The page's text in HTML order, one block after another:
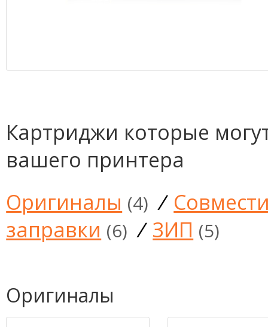
Картриджи которые
вашего принтера
Оригиналы (4) /
заправки (6) / ЗИП (5)
Оригиналы